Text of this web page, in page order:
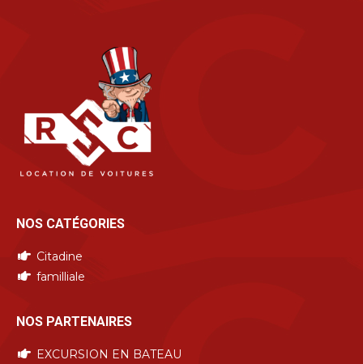
NOS CATÉGORIES
Citadine
familliale
NOS PARTENAIRES
EXCURSION EN BATEAU